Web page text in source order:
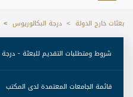
بعثات خارج الدولة درجة البكالوريوس